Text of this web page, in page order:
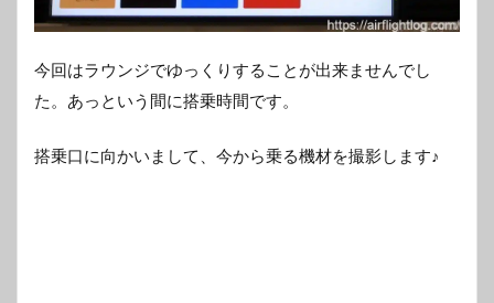
今回はラウンジでゆっくりすることが出来ませんでし
た。あっという間に搭乗時間です。
搭乗口に向かいまして、今から乗る機材を撮影します♪